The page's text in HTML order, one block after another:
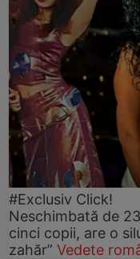
#Exclusiv Click!
Neschimbată de
cinci copii, are o
zahăr” Vedete